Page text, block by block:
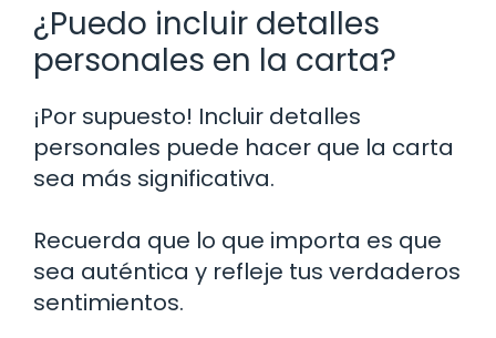
¿Puedo incluir detalles
personales en la carta?
¡Por supuesto! Incluir detalles
personales puede hacer que la carta
sea más significativa.
Recuerda que lo que importa es que
sea auténtica y refleje tus verdaderos
sentimientos.